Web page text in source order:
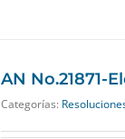
AN No.21871-
Categorías: